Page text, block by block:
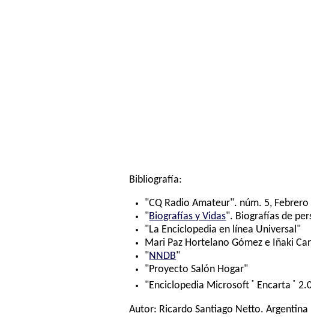
Bibliografía:
"CQ Radio Amateur". núm. 5, Febrero
"Biografías y Vidas". Biografías de
"La Enciclopedia en línea Universal"
Mari Paz Hortelano Gómez e Iñaki
"NNDB"
"Proyecto Salón Hogar"
"Enciclopedia Microsoft ® Encarta ®
Autor: Ricardo Santiago Netto. Argentina